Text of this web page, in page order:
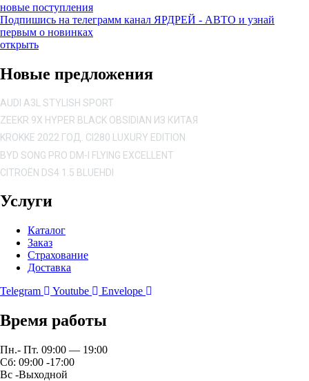
новые поступления
Подпишись на телеграмм канал ЯРДРЕЙ - АВТО и узнай
первым о новинках
открыть
Новые предложения
AUDI A3L STYLISH SPORT
ZEEKR 9X HYPER BLACK OBSIDIAN ИЗ КИТАЯ
KROKKE 2022 ГОД. CI280 LUXURY EDITION
BYD SONG PRO DM-I FLYING EXCELLENT
CITROËN DS4 1.5 BLUEHDI
Услуги
Каталог
Заказ
Страхование
Доставка
Telegram
Youtube Envelope
Время работы
Пн.- Пт. 09:00 — 19:00
Сб: 09:00 -17:00
Вс -Выходной